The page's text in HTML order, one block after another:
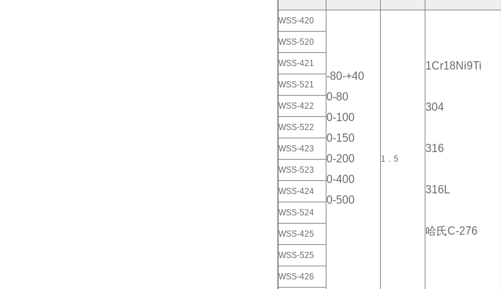
WSS-420
-80-+40
0-80
0-100
0-150
0-200
0-400
0-500
1．5
1Cr18Ni9Ti
304
316
316L
哈氏C-276
WSS-520
WSS-421
WSS-521
WSS-422
WSS-522
WSS-423
WSS-523
WSS-424
WSS-524
WSS-425
WSS-525
WSS-426